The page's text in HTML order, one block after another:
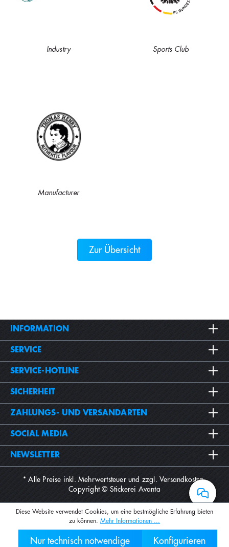
030 2000
Industry Sports Club
Manufacturer
Zur Übersicht
INFORMATION
SERVICE
SERVICE-HOTLINE
SICHERHEIT
ZAHLUNGS- UND VERSANDARTEN
SOCIAL MEDIA
NEWSLETTER
* Alle Preise inkl. Mehrwertsteuer und zzgl.Versandkosten.
Copyright © Stickerei Avanta
Diese Website verwendet Cookies, um eine bestmögliche Erfahrung bieten
zu können. Mehr Informationen ...
Nur technisch notwendige Konfigurieren